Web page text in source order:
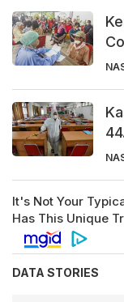
DATA STORIES